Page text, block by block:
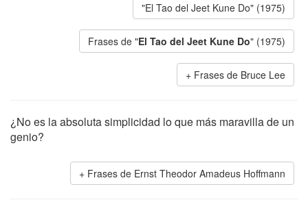
"El Tao del Jeet Kune Do" (1975)
Frases de "El Tao del Jeet Kune Do" (1975)
Frases de Bruce Lee
¿No es la absoluta simplicidad lo que más maravilla de un
genio?
Frases de Ernst Theodor Amadeus Hoffmann